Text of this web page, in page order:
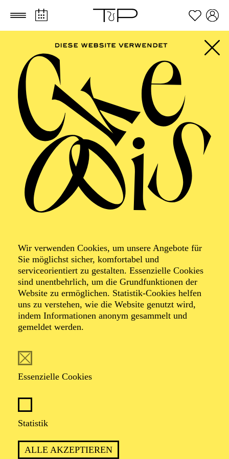
Zum Hauptinhalt springen Zum Footer springen
Wir verwenden Cookies, um unsere Angebote für
Sie möglichst sicher, komfortabel und
serviceorientiert zu gestalten. Essenzielle Cookies
sind unentbehrlich, um die Grundfunktionen der
Website zu ermöglichen. Statistik-Cookies helfen
uns zu verstehen, wie die Website genutzt wird,
indem Informationen anonym gesammelt und
gemeldet werden.
Essenzielle Cookies
Statistik
ALLE AKZEPTIEREN
AALTO MUSIKTHEATER
Uraufführung
Die verzauberte
Stadt
Familienoper von Samuel Penderbayne
nach dem gleichnamigen Roman von Edith Nesbit
Libretto von Susanne Lütje und Anne X. Weber
Bonn, der Deutschen Oper am Rhein gGmbH und des
Theater Dortmund im Rahmen von „Junge Opern